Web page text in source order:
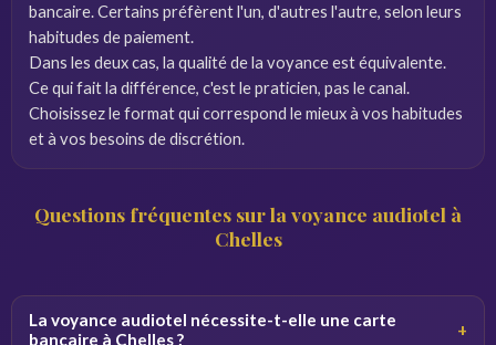
bancaire. Certains préfèrent l'un, d'autres l'autre, selon leurs
habitudes de paiement.
Dans les deux cas, la qualité de la voyance est équivalente.
Ce qui fait la différence, c'est le praticien, pas le canal.
Choisissez le format qui correspond le mieux à vos habitudes
et à vos besoins de discrétion.
Questions fréquentes sur la voyance audiotel à
Chelles
La voyance audiotel nécessite-t-elle une carte
bancaire à Chelles ?
+